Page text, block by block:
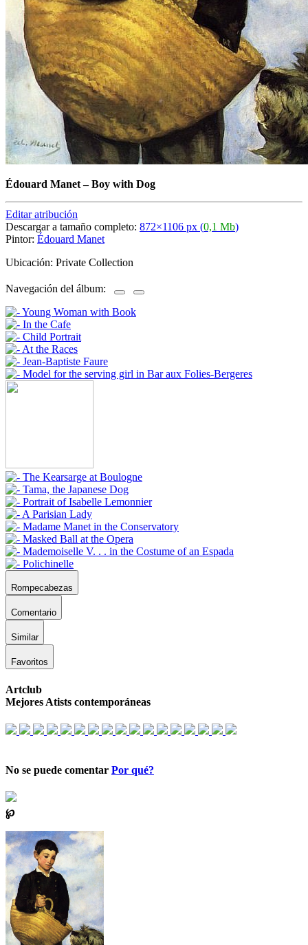
Édouard Manet–Boy with Dog
Editar atribución
Descargar a tamaño completo: 872×1106 px (0,1 Mb)
Pintor: Édouard Manet
Ubicación: Private Collection
Navegación del álbum:
Rompecabezas
Comentario
Similar
Favoritos
Artclub
Mejores Atists contemporáneas
No se puede comentar Por qué?
℘